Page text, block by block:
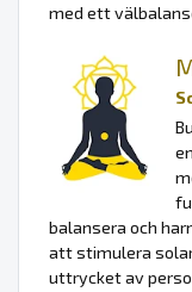
med ett
balansera och
att stimulera
uttrycket av